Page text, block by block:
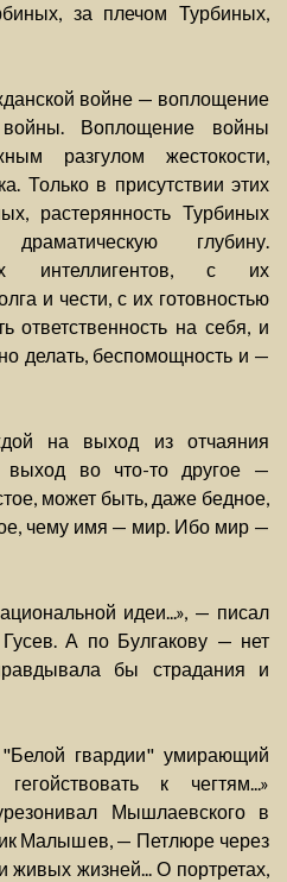
за плечом Турбиных,
войне — воплощение
Воплощение войны
разгулом жестокости,
Только в присутствии этих
растерянность Турбиных
глубину.
интеллигентов, с их
и чести, с их готовностью
ответственность на себя, и
делать, беспомощность и —
на выход из отчаяния
выход во что-то другое —
может быть, даже бедное,
чему имя — мир. Ибо мир —
идеи...», — писал
А по Булгакову — нет
бы страдания и
"Белой гвардии" умирающий
к чегтям...»
Мышлаевского в
Малышев, — Петлюре через
живых жизней... О портретах,